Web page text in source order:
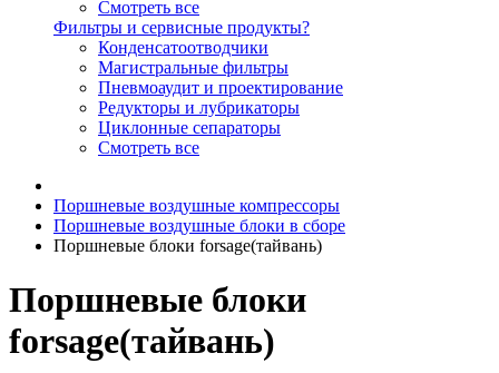
Смотреть все
Фильтры и сервисные продукты?
Конденсатоотводчики
Магистральные фильтры
Пневмоаудит и проектирование
Редукторы и лубрикаторы
Циклонные сепараторы
Смотреть все
Поршневые воздушные компрессоры
Поршневые воздушные блоки в сборе
Поршневые блоки forsage(тайвань)
Поршневые блоки
forsage(тайвань)